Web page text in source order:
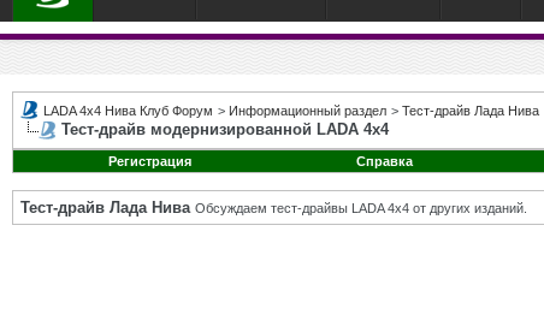
LADA 4x4 Нива Клуб Форум > Информационный раздел > Тест-драйв Лада Нива
Тест-драйв модернизированной LADA 4x4
Регистрация
Справка
Тест-драйв Лада Нива Обсуждаем тест-драйвы LADA 4x4 от других изданий.